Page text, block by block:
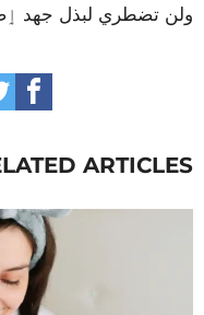
ولن تضطري لبذل جهد
ARTICLES